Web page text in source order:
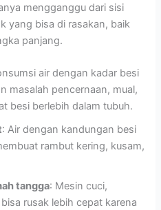
mengganggu dari sisi
yang bisa di rasakan, baik
panjang.
air dengan kadar besi
masalah pencernaan, mual,
besi berlebih dalam tubuh.
: Air dengan kandungan besi
rambut kering, kusam,
tangga: Mesin cuci,
rusak lebih cepat karena